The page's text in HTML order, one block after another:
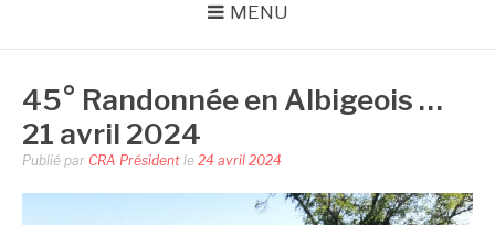
MENU
45° Randonnée en Albigeois …
21 avril 2024
Publié par CRA Président le 24 avril 2024